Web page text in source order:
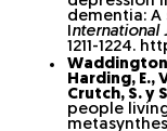
dementia:
International
1211-1224.
Harding, E.,
Crutch, S. y
people